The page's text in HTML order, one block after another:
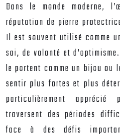
Dans le monde moderne,
réputation de pierre
Il est souvent utilisé comme
soi, de volonté et
le portent comme un bijou ou
sentir plus fortes et plus
particulièrement
traversent des périodes
face à des défis